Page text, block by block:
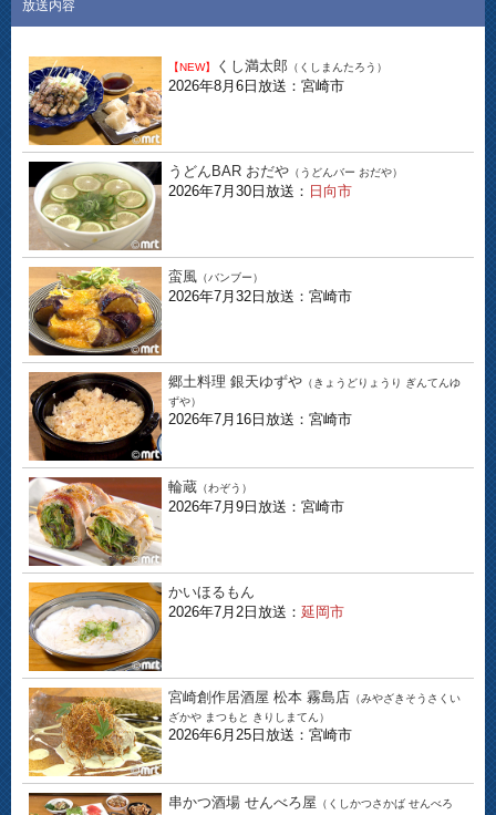
放送内容
【NEW】 くし満太郎 （くしまんたろう）
2026年8月6日放送：宮崎市
うどんBAR おだや （うどんバー おだや）
2026年7月30日放送： 日向市
蛮風 （バンブー）
2026年7月32日放送：宮崎市
郷土料理 銀天ゆずや （きょうどりょうり ぎんてんゆ
ずや）
2026年7月16日放送：宮崎市
輪蔵 （わぞう）
2026年7月9日放送：宮崎市
かいほるもん
2026年7月2日放送： 延岡市
宮崎創作居酒屋 松本 霧島店 （みやざきそうさくい
ざかや まつもと きりしまてん）
2026年6月25日放送：宮崎市
串かつ酒場 せんべろ屋 （くしかつさかば せんべろ